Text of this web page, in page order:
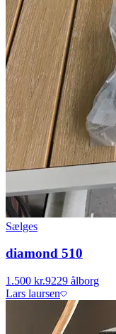
Sælges
diamond 510
1.500 kr.9229 ålborg
Lars laursen